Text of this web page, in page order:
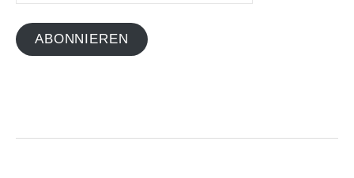
ABONNIEREN